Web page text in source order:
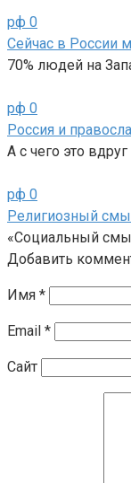
рф 0
Сейчас в России
70% людей на
рф 0
Россия и
А с чего это
рф 0
Религиозный
«Социальный
Добавить
Имя *
Email *
Сайт